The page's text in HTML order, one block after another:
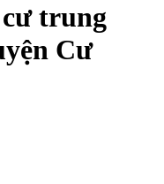
trung
Cư